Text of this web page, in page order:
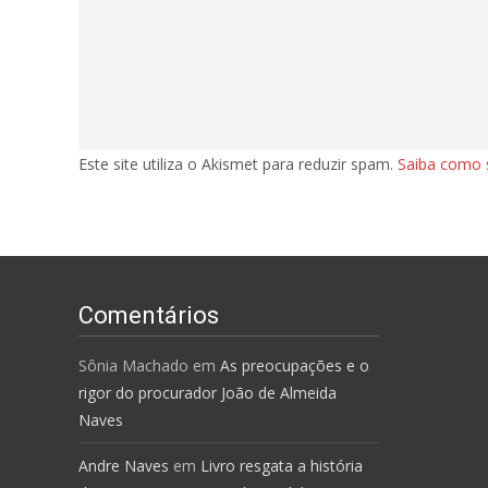
Este site utiliza o Akismet para reduzir spam. Saiba como
Comentários
Sônia Machado em As preocupações e o
rigor do procurador João de Almeida
Naves
Andre Naves em Livro resgata a história